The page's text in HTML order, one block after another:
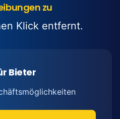
zu
Klick entfernt.
Bieter